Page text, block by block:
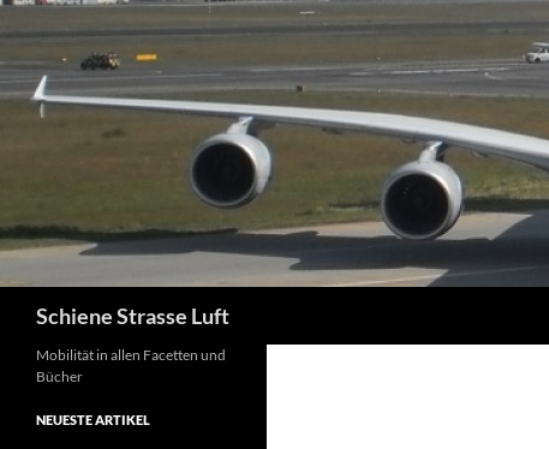
Zum
Inhalt
springen
Schiene Strasse Luft
Mobilität in allen Facetten und
Bücher
NEUESTE ARTIKEL